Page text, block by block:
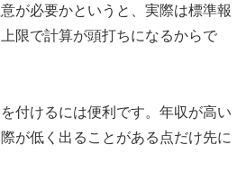
が必要かというと、実際は標準報
限で計算が頭打ちになるからで
付けるには便利です。年収が高い
が低く出ることがある点だけ先に